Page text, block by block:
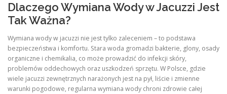
Dlaczego Wymiana Wody w Jacuzzi Jest
Tak Ważna?
Wymiana wody w jacuzzi nie jest tylko zaleceniem – to podstawa
bezpieczeństwa i komfortu. Stara woda gromadzi bakterie, glony, osady
organiczne i chemikalia, co może prowadzić do infekcji skóry,
problemów oddechowych oraz uszkodzeń sprzętu. W Polsce, gdzie
wiele jacuzzi zewnętrznych narażonych jest na pył, liście i zmienne
warunki pogodowe, regularna wymiana wody chroni zdrowie całej